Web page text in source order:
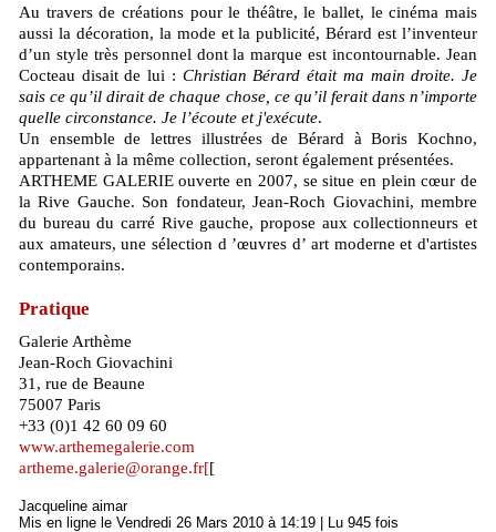
Au travers de créations pour le théâtre, le ballet, le cinéma mais
aussi la décoration, la mode et la publicité, Bérard est l’inventeur
d’un style très personnel dont la marque est incontournable. Jean
Cocteau disait de lui : Christian Bérard était ma main droite. Je
sais ce qu’il dirait de chaque chose, ce qu’il ferait dans n’importe
quelle circonstance. Je l’écoute et j'exécute.
Un ensemble de lettres illustrées de Bérard à Boris Kochno,
appartenant à la même collection, seront également présentées.
ARTHEME GALERIE ouverte en 2007, se situe en plein cœur de
la Rive Gauche. Son fondateur, Jean-Roch Giovachini, membre
du bureau du carré Rive gauche, propose aux collectionneurs et
aux amateurs, une sélection d ’œuvres d’ art moderne et d'artistes
contemporains.
Pratique
Galerie Arthème
Jean-Roch Giovachini
31, rue de Beaune
75007 Paris
+33 (0)1 42 60 09 60
www.arthemegalerie.com
artheme.galerie@orange.fr[[
Jacqueline aimar
Mis en ligne le Vendredi 26 Mars 2010 à 14:19 | Lu 945 fois